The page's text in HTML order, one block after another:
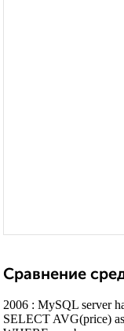
Сравнение
2006 : MySQL server
SELECT AVG(price)